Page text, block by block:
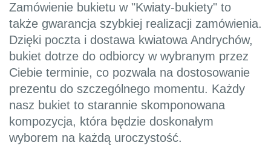
Zamówienie bukietu w "Kwiaty-bukiety" to
także gwarancja szybkiej realizacji zamówienia.
Dzięki poczta i dostawa kwiatowa Andrychów,
bukiet dotrze do odbiorcy w wybranym przez
Ciebie terminie, co pozwala na dostosowanie
prezentu do szczególnego momentu. Każdy
nasz bukiet to starannie skomponowana
kompozycja, która będzie doskonałym
wyborem na każdą uroczystość.